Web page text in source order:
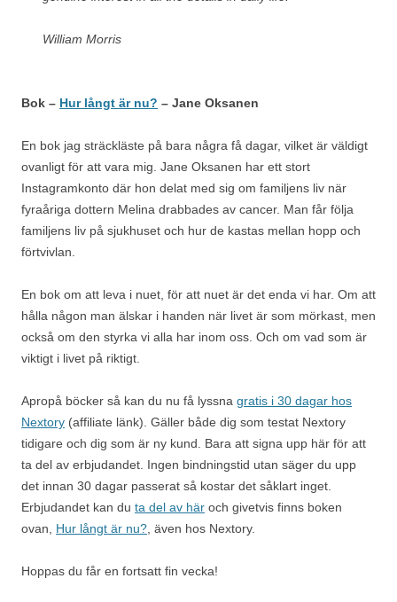
William Morris
Bok – Hur långt är nu? – Jane Oksanen
En bok jag sträckläste på bara några få dagar, vilket är väldigt
ovanligt för att vara mig. Jane Oksanen har ett stort
Instagramkonto där hon delat med sig om familjens liv när
fyraåriga dottern Melina drabbades av cancer. Man får följa
familjens liv på sjukhuset och hur de kastas mellan hopp och
förtvivlan.
En bok om att leva i nuet, för att nuet är det enda vi har. Om att
hålla någon man älskar i handen när livet är som mörkast, men
också om den styrka vi alla har inom oss. Och om vad som är
viktigt i livet på riktigt.
Apropå böcker så kan du nu få lyssna gratis i 30 dagar hos
Nextory (affiliate länk). Gäller både dig som testat Nextory
tidigare och dig som är ny kund. Bara att signa upp här för att
ta del av erbjudandet. Ingen bindningstid utan säger du upp
det innan 30 dagar passerat så kostar det såklart inget.
Erbjudandet kan du ta del av här och givetvis finns boken
ovan, Hur långt är nu? , även hos Nextory.
Hoppas du får en fortsatt fin vecka!